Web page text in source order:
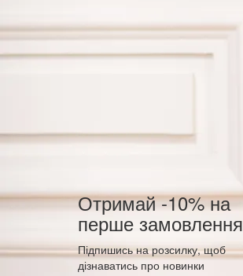
Отримай -10% на
перше замовлення
Підпишись на розсилку, щоб
дізнаватись про новинки